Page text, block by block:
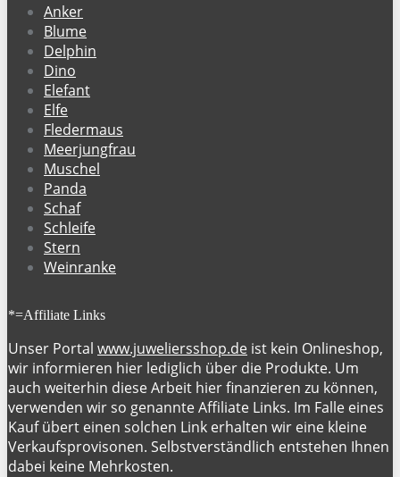
Anker
Blume
Delphin
Dino
Elefant
Elfe
Fledermaus
Meerjungfrau
Muschel
Panda
Schaf
Schleife
Stern
Weinranke
*=Affiliate Links
Unser Portal www.juweliersshop.de ist kein Onlineshop,
wir informieren hier lediglich über die Produkte. Um
auch weiterhin diese Arbeit hier finanzieren zu können,
verwenden wir so genannte Affiliate Links. Im Falle eines
Kauf übert einen solchen Link erhalten wir eine kleine
Verkaufsprovisonen. Selbstverständlich entstehen Ihnen
dabei keine Mehrkosten.